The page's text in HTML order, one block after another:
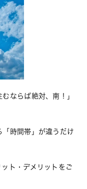
ならば絶対、南！」
「時間帯」が違うだけ
ト・デメリットをご